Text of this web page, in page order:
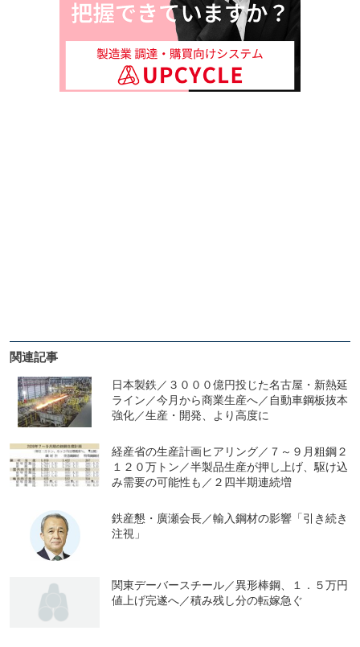
関連記事
日本製鉄／３０００億円投じた名古屋・新熱延
ライン／今月から商業生産へ／自動車鋼板抜本
強化／生産・開発、より高度に
経産省の生産計画ヒアリング／７～９月粗鋼２
１２０万トン／半製品生産が押し上げ、駆け込
み需要の可能性も／２四半期連続増
鉄産懇・廣瀬会長／輸入鋼材の影響「引き続き
注視」
関東デーバースチール／異形棒鋼、１．５万円
値上げ完遂へ／積み残し分の転嫁急ぐ